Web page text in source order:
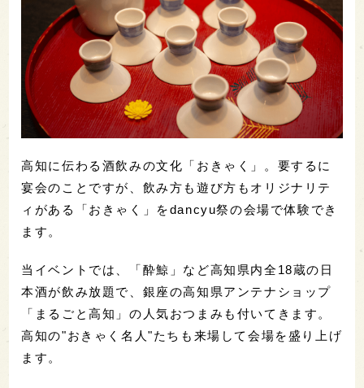
高知に伝わる酒飲みの文化「おきゃく」。要するに
宴会のことですが、飲み方も遊び方もオリジナリテ
ィがある「おきゃく」をdancyu祭の会場で体験でき
ます。
当イベントでは、「酔鯨」など高知県内全18蔵の日
本酒が飲み放題で、銀座の高知県アンテナショップ
「まるごと高知」の人気おつまみも付いてきます。
高知の"おきゃく名人"たちも来場して会場を盛り上げ
ます。